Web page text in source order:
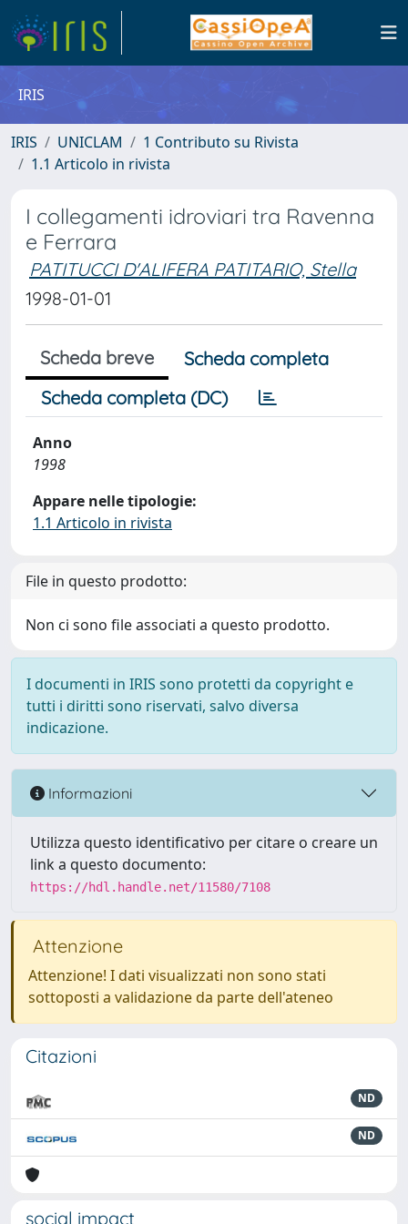
IRIS
IRIS UNICLAM
1 Contributo su Rivista
1.1 Articolo in rivista
I collegamenti idroviari tra Ravenna
e Ferrara
PATITUCCI D'ALIFERA PATITARIO, Stella
1998-01-01
Scheda breve
Scheda completa
Scheda completa (DC)
Anno
1998
Appare nelle tipologie:
1.1 Articolo in rivista
File in questo prodotto:
Non ci sono file associati a questo prodotto.
I documenti in IRIS sono protetti da copyright e
tutti i diritti sono riservati, salvo diversa
indicazione.
Informazioni
Utilizza questo identificativo per citare o creare un
link a questo documento:
https://hdl.handle.net/11580/7108
Attenzione
Attenzione! I dati visualizzati non sono stati
sottoposti a validazione da parte dell'ateneo
Citazioni
ND
ND
social impact